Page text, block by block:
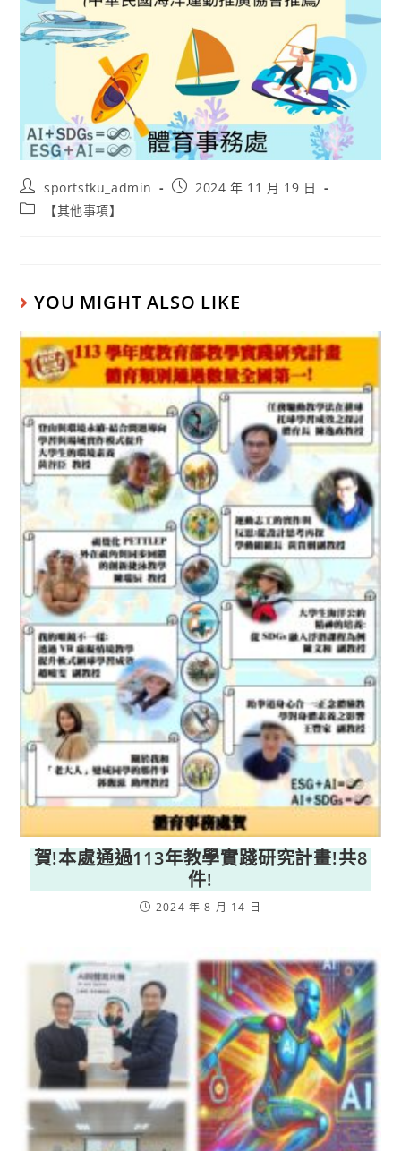
sportstku_admin
2024 年 11 月 19 日
【其他事項】
YOU MIGHT ALSO LIKE
賀!本處通過113年教學實踐研究計畫!共8
件!
2024 年 8 月 14 日